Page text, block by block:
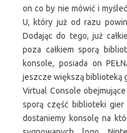
on co by nie mówić i
U, który już od razu
Dodając do tego, już
poza całkiem sporą
konsole, posiada on
jeszcze większą biblioteką
Virtual Console
sporą część biblioteki gier
dostaniemy konsolę na